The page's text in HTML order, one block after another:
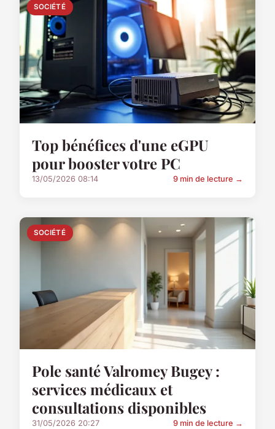
SOCIÉTÉ
Top bénéfices d'une eGPU
pour booster votre PC
13/05/2026 08:14 9 min de lecture →
SOCIÉTÉ
Pole santé Valromey Bugey :
services médicaux et
consultations disponibles
31/05/2026 20:27 9 min de lecture →